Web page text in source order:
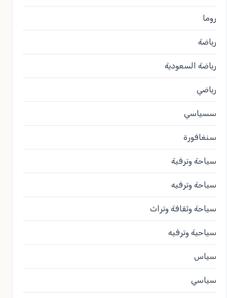
روما
رياضة
رياضة السعودية
رياضي
سسياسي
سنغافورة
سياحة وترفية
سياحة وترفيه
سياحة وثقافة وتراث
سياحية وترفيه
سياس
سياسي